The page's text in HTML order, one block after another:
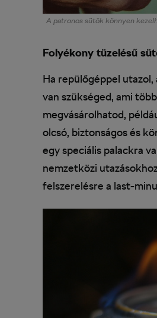
A patronos sütők könnyen
Folyékony tüzelésű
Ha repülőgéppel
van szükséged, ami
megvásárolhatod,
olcsó, biztonságos és
egy speciális palackra
nemzetközi
felszerelésre a last-